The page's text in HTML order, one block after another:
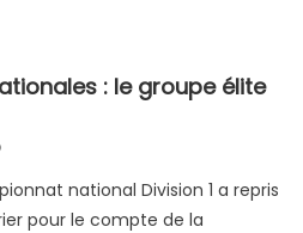
: le groupe élite
national Division 1 a repris
pour le compte de la